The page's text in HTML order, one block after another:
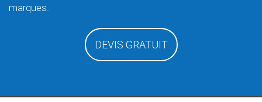
marques.
DEVIS GRATUIT